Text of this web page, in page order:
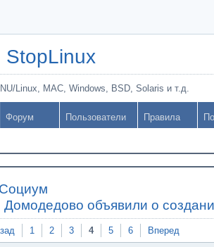
Linux, MAC, Windows, BSD, Solaris и т.д.
Форум Пользователи Правила
Социум
объявили о
1 2 3 4 5 6 Вперед